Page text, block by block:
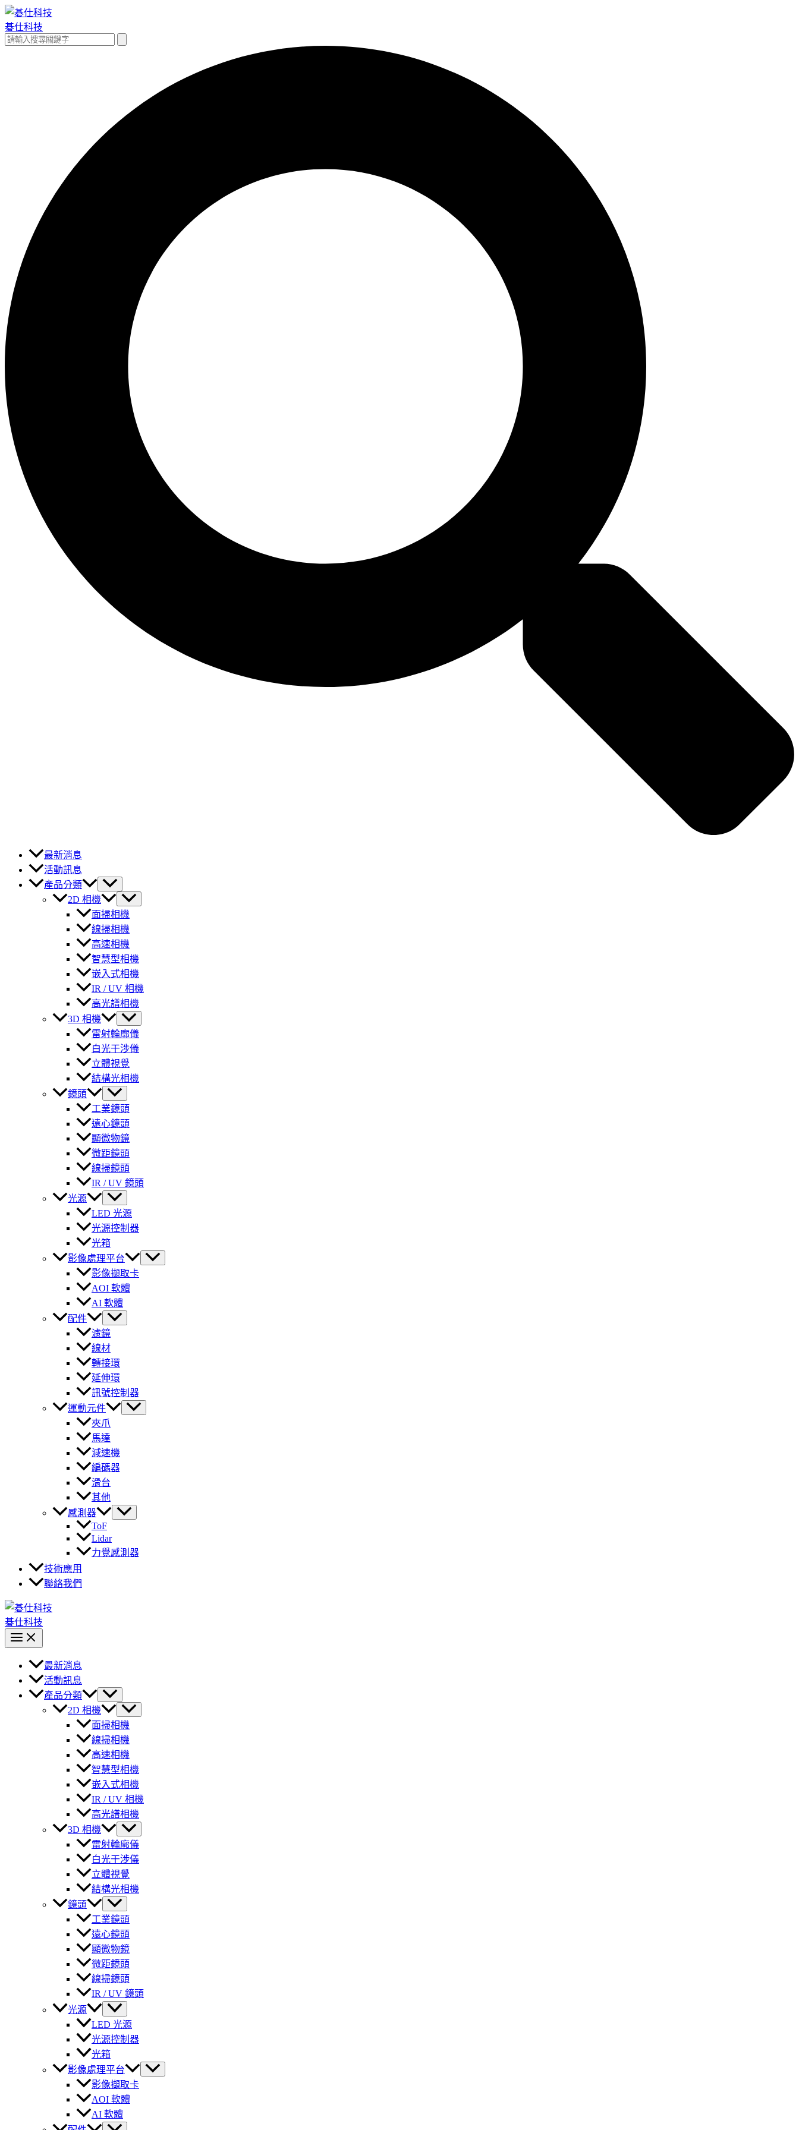
跳
至
主
碁仕科技
搜
最新消息
活動訊息
產品分類
2D 相機
面掃相機
線掃相機
高速相機
智慧型相機
嵌入式相機
IR / UV 相機
高光譜相機
3D 相機
雷射輪廓儀
白光干涉儀
立體視覺
結構光相機
鏡頭
工業鏡頭
遠心鏡頭
顯微物鏡
微距鏡頭
線掃鏡頭
IR / UV 鏡頭
光源
LED 光源
光源控制器
光箱
影像處理平台
影像擷取卡
AOI 軟體
AI 軟體
配件
濾鏡
線材
轉接環
延伸環
訊號控制器
運動元件
夾爪
馬達
減速機
編碼器
滑台
其他
感測器
ToF
Lidar
力覺感測器
技術應用
聯絡我們
碁仕科技
最新消息
活動訊息
產品分類
2D 相機
面掃相機
線掃相機
高速相機
智慧型相機
嵌入式相機
IR / UV 相機
高光譜相機
3D 相機
雷射輪廓儀
白光干涉儀
立體視覺
結構光相機
鏡頭
工業鏡頭
遠心鏡頭
顯微物鏡
微距鏡頭
線掃鏡頭
IR / UV 鏡頭
光源
LED 光源
光源控制器
光箱
影像處理平台
影像擷取卡
AOI 軟體
AI 軟體